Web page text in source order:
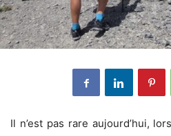
Il n’est pas rare aujourd’hui,